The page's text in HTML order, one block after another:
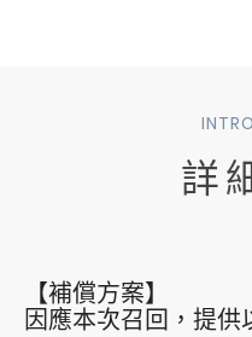
詳
【補償方案】
因應本次召回，提供